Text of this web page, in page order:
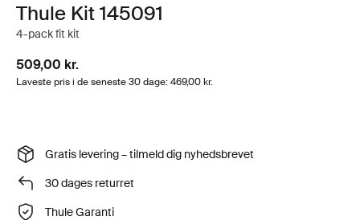
Thule Kit 145091
4-pack fit kit
509,00 kr.
Laveste pris i de seneste 30 dage: 469,00 kr.
Gratis levering – tilmeld dig nyhedsbrevet
30 dages returret
Thule Garanti